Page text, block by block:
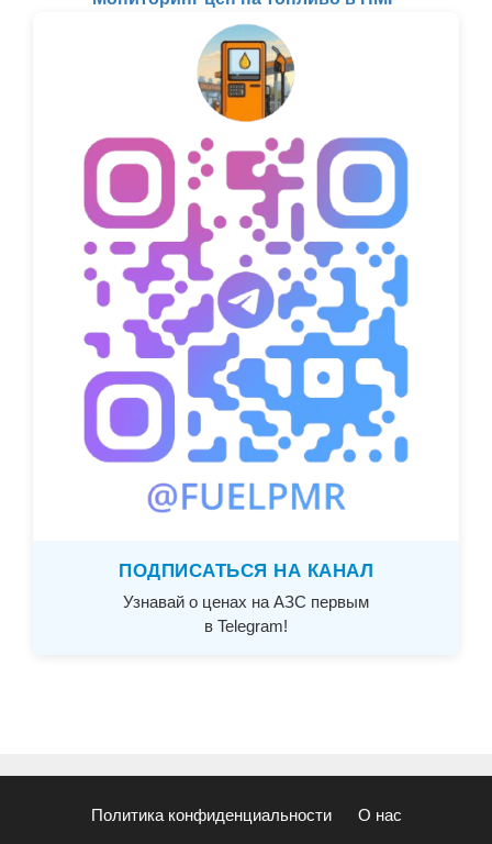
ПОДПИСАТЬСЯ НА КАНАЛ
Узнавай о ценах на АЗС первым
в Telegram!
Политика конфиденциальности О нас